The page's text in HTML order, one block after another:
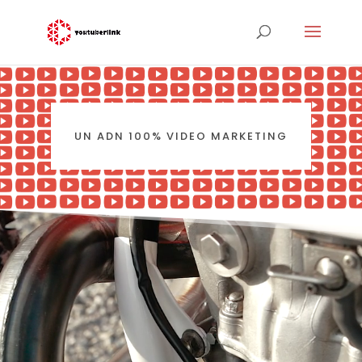
UN ADN 100% VIDEO MARKETING
Lecteur
vidéo